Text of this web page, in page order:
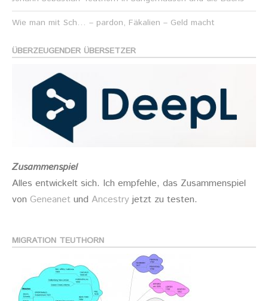
Wie man mit Sch… – pardon, Fäkalien – Geld macht
ÜBERZEUGENDER ÜBERSETZER
Zusammenspiel
Alles entwickelt sich. Ich empfehle, das Zusammenspiel
von Geneanet und Ancestry jetzt zu testen.
MIGRATION TEUTHORN